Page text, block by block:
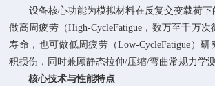
设备核心功能为模拟材料在反复交变载荷
做高周疲劳（High-CycleFatigue，数万至千万
寿命，也可做低周疲劳（Low-CycleFatigue）
积损伤，同时兼顾静态拉伸/压缩/弯曲常规力学测
核心技术与性能特点